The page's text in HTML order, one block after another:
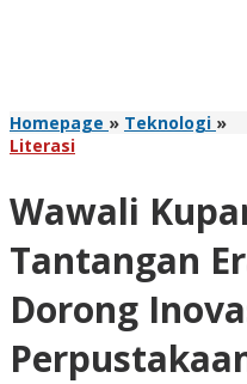
Homepage » Teknologi »
Literasi
Wawali
Tantangan
Dorong